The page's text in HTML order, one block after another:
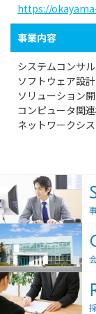
https://
事業内容
システムコンサ
ソフトウェア設
ソリューション
コンピュータ関
ネットワークシ